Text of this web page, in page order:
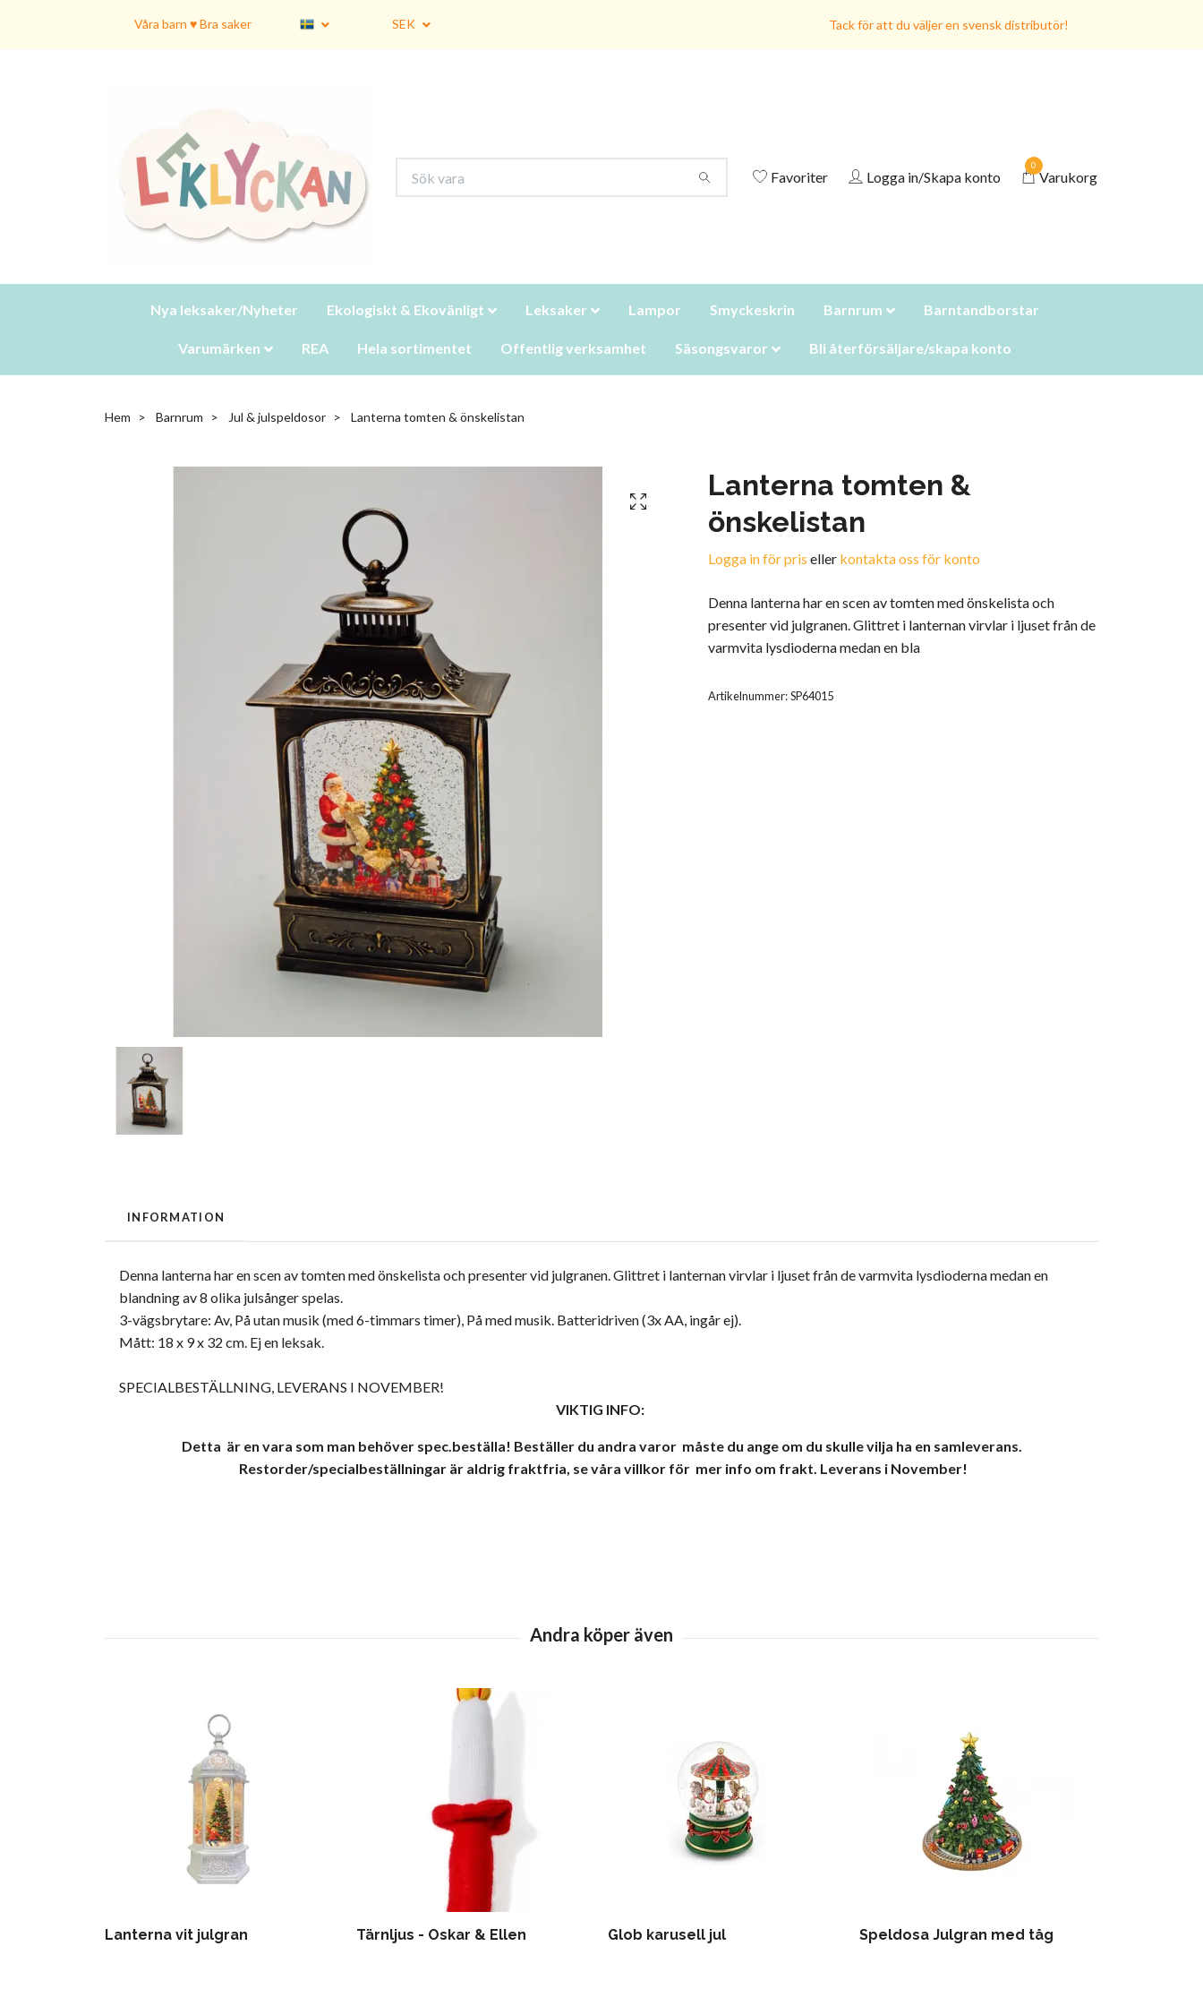
Våra barn ♥ Bra saker SEK Tack för att du väljer en svensk distributör!
Favoriter Logga in/Skapa konto
0
Varukorg
Nya leksaker/Nyheter Ekologiskt & Ekovänligt Leksaker Lampor Smyckeskrin Barnrum Barntandborstar
Varumärken REA Hela sortimentet Offentlig verksamhet Säsongsvaror Bli återförsäljare/skapa konto
Hem Barnrum Jul & julspeldosor Lanterna tomten & önskelistan
Lanterna tomten &
önskelistan
Logga in för pris eller kontakta oss för konto
Denna lanterna har en scen av tomten med önskelista och
presenter vid julgranen. Glittret i lanternan virvlar i ljuset från de
varmvita lysdioderna medan en bla
Artikelnummer:SP64015
INFORMATION
Denna lanterna har en scen av tomten med önskelista och presenter vid julgranen.Glittret i lanternan virvlar i ljuset från de varmvita lysdioderna medan en
blandning av 8 olika julsånger spelas.
3-vägsbrytare: Av, På utan musik (med 6-timmars timer), På med musik. Batteridriven (3x AA, ingår ej).
Mått: 18 x 9 x 32 cm. Ej en leksak.
SPECIALBESTÄLLNING, LEVERANS I NOVEMBER!
VIKTIG INFO:
Detta är en vara som man behöver spec.beställa! Beställer du andra varor måste du ange om du skulle vilja ha en samleverans.
Restorder/specialbeställningar är aldrig fraktfria, se våra villkor för mer info om frakt. Leverans i November!
Lanterna vit julgran Tärnljus - Oskar & Ellen Glob karusell jul Speldosa Julgran med tåg